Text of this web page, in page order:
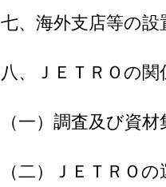
七、海外支店等の設
八、ＪＥＴＲＯの関
（一）調査及び資
（二）ＪＥＴＲＯ